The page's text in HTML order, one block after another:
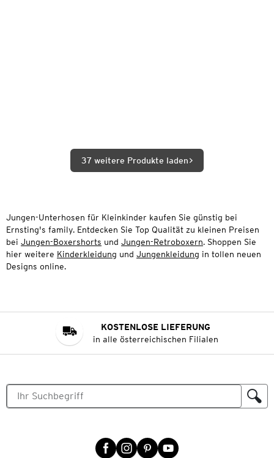
37 weitere Produkte laden
Jungen-Unterhosen für Kleinkinder kaufen Sie günstig bei
Ernsting's family. Entdecken Sie Top Qualität zu kleinen Preisen
bei Jungen-Boxershorts und Jungen-Retroboxern. Shoppen Sie
hier weitere Kinderkleidung und Jungenkleidung in tollen neuen
Designs online.
KOSTENLOSE LIEFERUNG
in alle österreichischen Filialen